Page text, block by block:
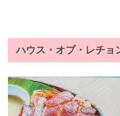
ハウス・オブ・レチョ